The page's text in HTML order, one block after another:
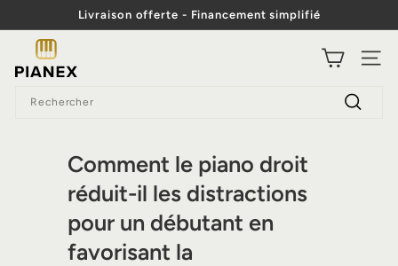
contenu
Diaporama
Livraison offerte - Financement simplifié
i
Comment le piano droit
réduit-il les distractions
pour un débutant en
favorisant la